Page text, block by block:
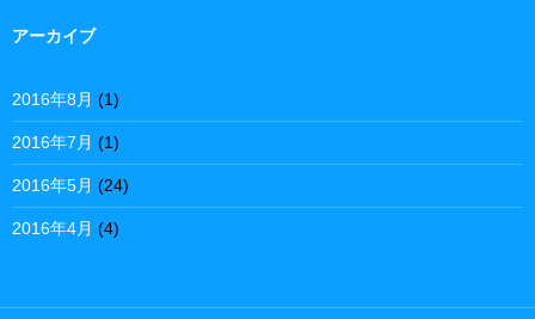
アーカイブ
2016年8月 (1)
2016年7月 (1)
2016年5月 (24)
2016年4月 (4)